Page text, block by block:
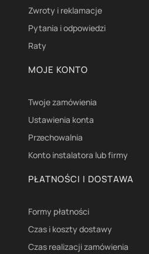
Zwroty i reklamacje
Pytania i odpowiedzi
Raty
MOJE KONTO
Twoje zamówienia
Ustawienia konta
Przechowalnia
Konto instalatora lub firmy
PŁATNOŚCI I DOSTAWA
Formy płatności
Czas i koszty dostawy
Czas realizacji zamówienia